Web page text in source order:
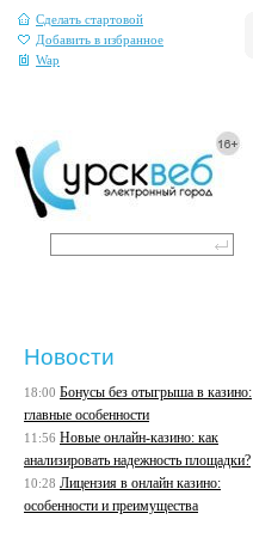
Сделать стартовой
Добавить в избранное
Wap
Новости
18:00 Бонусы без отыгрыша в казино:
главные особенности
11:56 Новые онлайн-казино: как
анализировать надежность площадки?
10:28 Лицензия в онлайн казино:
особенности и преимущества